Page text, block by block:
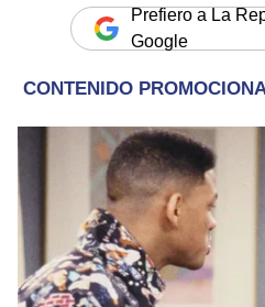
Prefiero a La
Google